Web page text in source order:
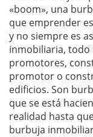
«boom», una
que emprender
y no siempre es
inmobiliaria, todo
promotores,
promotor o
edificios. Son
que se está
realidad hasta
burbuja